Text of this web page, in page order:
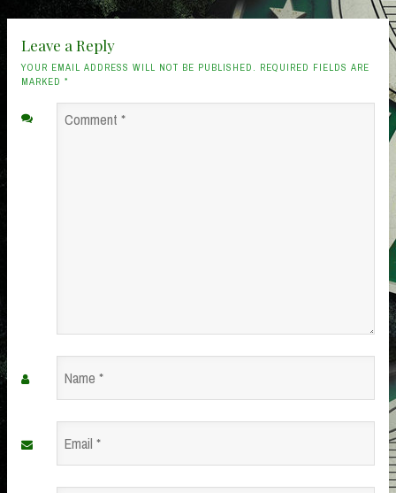
Leave a Reply
YOUR EMAIL ADDRESS WILL NOT BE PUBLISHED. REQUIRED FIELDS ARE
MARKED *
Comment
Name
Email